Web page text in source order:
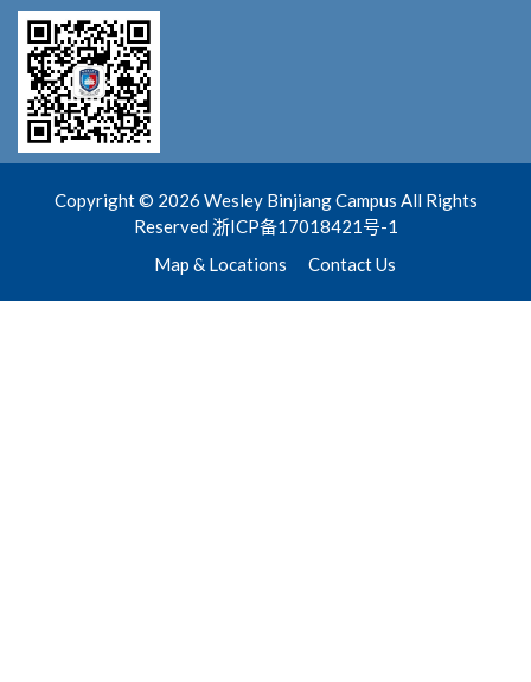
Copyright © 2026 Wesley Binjiang Campus All Rights
Reserved 浙ICP备17018421号-1
Map & Locations
Contact Us